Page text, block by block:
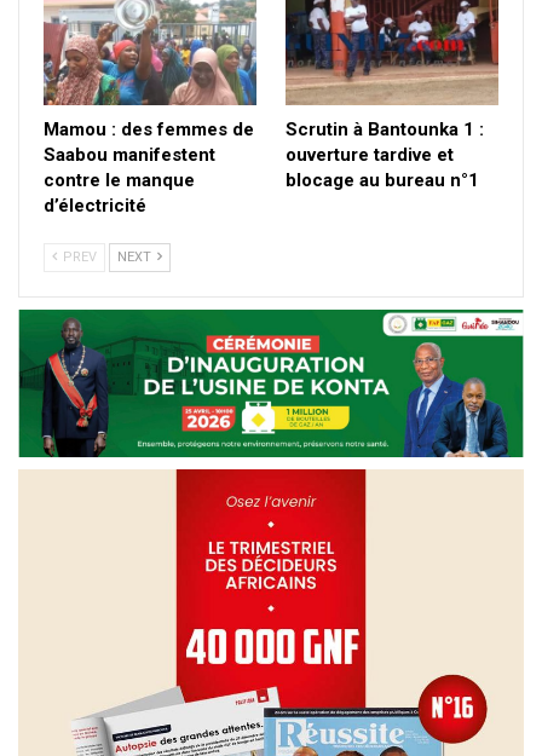
Mamou : des femmes de
Saabou manifestent
contre le manque
d’électricité
Scrutin à Bantounka 1 :
ouverture tardive et
blocage au bureau n°1
PREV NEXT